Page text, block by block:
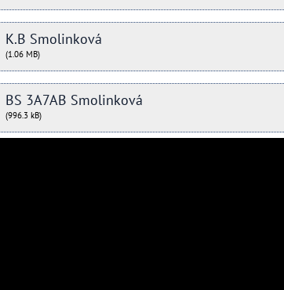
K.B Smolinková
(1.06 MB)
BS 3A7AB Smolinková
(996.3 kB)